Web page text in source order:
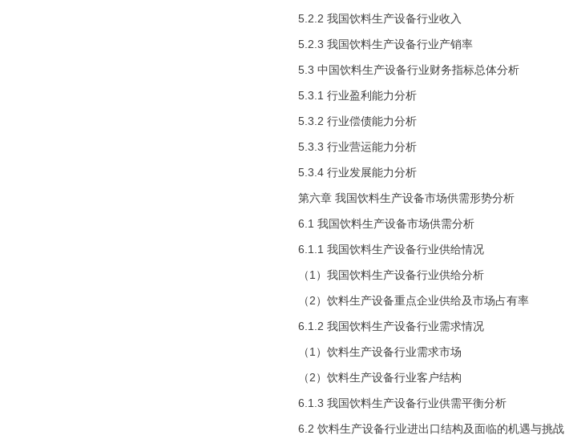
5.2.2 我国饮料生产设备行业收入
5.2.3 我国饮料生产设备行业产销率
5.3 中国饮料生产设备行业财务指标总体分析
5.3.1 行业盈利能力分析
5.3.2 行业偿债能力分析
5.3.3 行业营运能力分析
5.3.4 行业发展能力分析
第六章 我国饮料生产设备市场供需形势分析
6.1 我国饮料生产设备市场供需分析
6.1.1 我国饮料生产设备行业供给情况
（1）我国饮料生产设备行业供给分析
（2）饮料生产设备重点企业供给及市场占有率
6.1.2 我国饮料生产设备行业需求情况
（1）饮料生产设备行业需求市场
（2）饮料生产设备行业客户结构
6.1.3 我国饮料生产设备行业供需平衡分析
6.2 饮料生产设备行业进出口结构及面临的机遇与挑战